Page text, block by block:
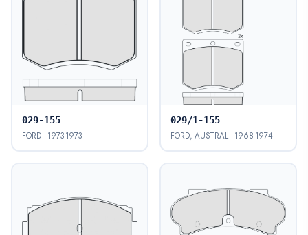
029-155
FORD · 1973-1973
029/1-155
FORD, AUSTRAL · 1968-1974